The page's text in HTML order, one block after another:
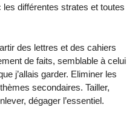
différentes strates et toutes
des lettres et des cahiers
de faits, semblable à celui
j’allais garder. Eliminer les
secondaires. Tailler,
dégager l’essentiel.